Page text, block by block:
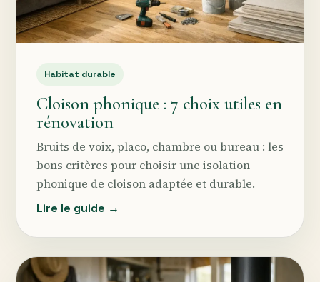
Habitat durable
Cloison phonique : 7 choix utiles en
rénovation
Bruits de voix, placo, chambre ou bureau : les
bons critères pour choisir une isolation
phonique de cloison adaptée et durable.
Lire le guide →